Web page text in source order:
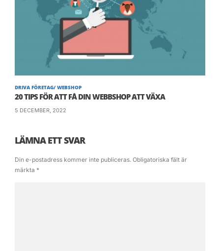
produkt passar din butik.
Lycka till!
DRIVA FÖRETAG/ WEBSHOP
20 TIPS FÖR ATT FÅ DIN WEBBSHOP ATT VÄXA
5 DECEMBER, 2022
LÄMNA ETT SVAR
Din e-postadress kommer inte publiceras. Obligatoriska fält är
märkta *